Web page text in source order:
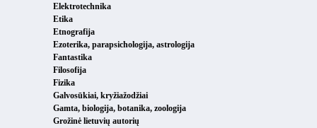
Elektrotechnika
Etika
Etnografija
Ezoterika, parapsichologija, astrologija
Fantastika
Filosofija
Fizika
Galvosūkiai, kryžiažodžiai
Gamta, biologija, botanika, zoologija
Grožinė lietuvių autorių